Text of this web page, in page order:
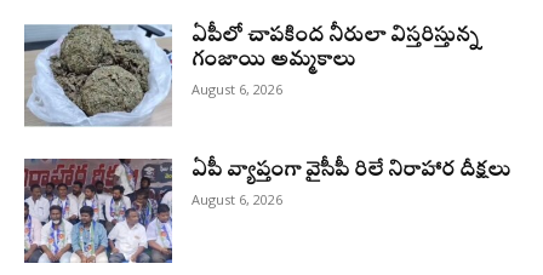
ఏపీలో చాపకింద నీరులా విస్తరిస్తున్న
గంజాయి అమ్మకాలు
August 6, 2026
ఏపీ వ్యాప్తంగా వైసీపీ రిలే నిరాహార దీక్షలు
August 6, 2026